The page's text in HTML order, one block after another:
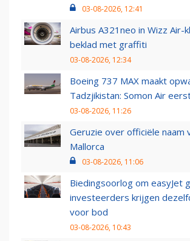
03-08-2026, 12:41
Airbus A321neo in Wizz Air-
beklad met graffiti
03-08-2026, 12:34
Boeing 737 MAX maakt
Tadzjikistan: Somon Air
03-08-2026, 11:26
Geruzie over officiële naam
Mallorca
03-08-2026, 11:06
Biedingsoorlog om easyJet
investeerders krijgen
voor bod
03-08-2026, 10:43